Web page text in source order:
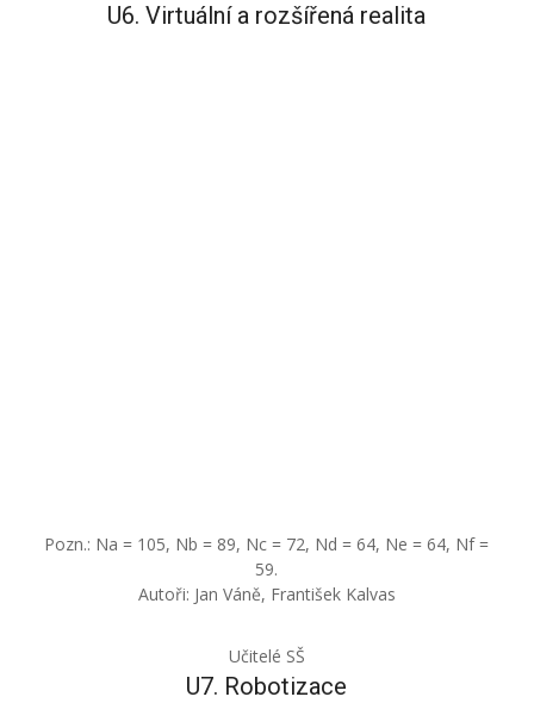
U6. Virtuální a rozšířená realita
Pozn.: Na = 105, Nb = 89, Nc = 72, Nd = 64, Ne = 64, Nf =
59.
Autoři: Jan Váně, František Kalvas
Učitelé SŠ
U7. Robotizace